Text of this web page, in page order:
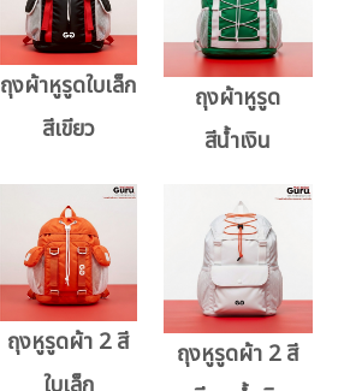
ถุงผ้าหูรูดใบเล็ก
สีเขียว
ถุงผ้าหูรูด
สีน้ำเงิน
ถุงหูรูดผ้า 2 สี
ถุงหูรูดผ้า 2 สี